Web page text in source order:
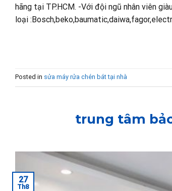
hãng tại TP.HCM. -Với đội ngũ nhân viên
loại
Posted in sửa máy rửa chén bát tại nhà
trung tâm
27
Th8